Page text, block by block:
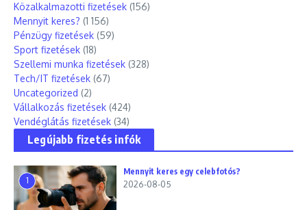
Közalkalmazotti fizetések (156)
Mennyit keres? (1 156)
Pénzügy fizetések (59)
Sport fizetések (18)
Szellemi munka fizetések (328)
Tech/IT fizetések (67)
Uncategorized (2)
Vállalkozás fizetések (424)
Vendéglátás fizetések (34)
Legújabb fizetés infók
1
Mennyit keres egy celebfotós?
2026-08-05